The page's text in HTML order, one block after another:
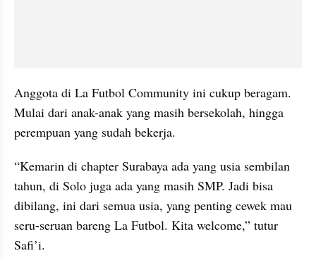
Anggota di La Futbol Community ini cukup beragam.
Mulai dari anak-anak yang masih bersekolah, hingga
perempuan yang sudah bekerja.
“Kemarin di chapter Surabaya ada yang usia sembilan
tahun, di Solo juga ada yang masih SMP. Jadi bisa
dibilang, ini dari semua usia, yang penting cewek mau
seru-seruan bareng La Futbol. Kita welcome,” tutur
Safi’i.